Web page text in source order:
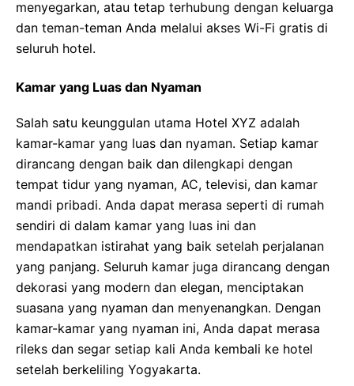
menyegarkan, atau tetap terhubung dengan keluarga
dan teman-teman Anda melalui akses Wi-Fi gratis di
seluruh hotel.
Kamar yang Luas dan Nyaman
Salah satu keunggulan utama Hotel XYZ adalah
kamar-kamar yang luas dan nyaman. Setiap kamar
dirancang dengan baik dan dilengkapi dengan
tempat tidur yang nyaman, AC, televisi, dan kamar
mandi pribadi. Anda dapat merasa seperti di rumah
sendiri di dalam kamar yang luas ini dan
mendapatkan istirahat yang baik setelah perjalanan
yang panjang. Seluruh kamar juga dirancang dengan
dekorasi yang modern dan elegan, menciptakan
suasana yang nyaman dan menyenangkan. Dengan
kamar-kamar yang nyaman ini, Anda dapat merasa
rileks dan segar setiap kali Anda kembali ke hotel
setelah berkeliling Yogyakarta.